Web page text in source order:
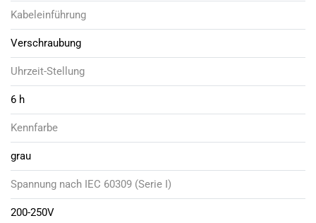
Kabeleinführung
Verschraubung
Uhrzeit-Stellung
6 h
Kennfarbe
grau
Spannung nach IEC 60309 (Serie I)
200-250V